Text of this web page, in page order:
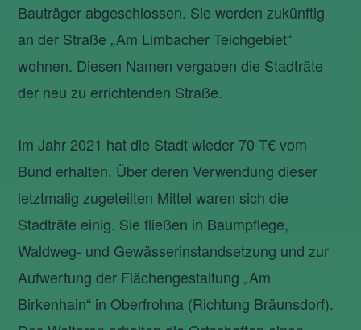
Bauträger abgeschlossen. Sie werden zukünftig
an der Straße „Am Limbacher Teichgebiet“
wohnen. Diesen Namen vergaben die Stadträte
der neu zu errichtenden Straße.
Im Jahr 2021 hat die Stadt wieder 70 T€ vom
Bund erhalten. Über deren Verwendung dieser
letztmalig zugeteilten Mittel waren sich die
Stadträte einig. Sie fließen in Baumpflege,
Waldweg- und Gewässerinstandsetzung und zur
Aufwertung der Flächengestaltung „Am
Birkenhain“ in Oberfrohna (Richtung Bräunsdorf).